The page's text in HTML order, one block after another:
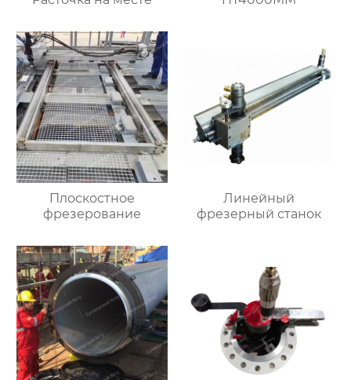
Плоскостное
фрезерование
Линейный
фрезерный станок